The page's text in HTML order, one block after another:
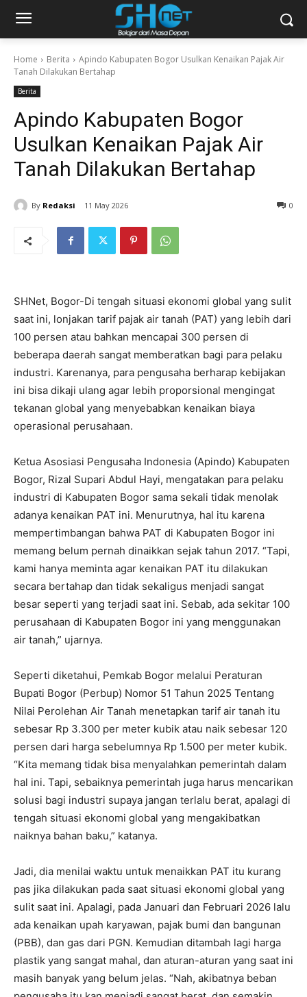
Home Berita
Apindo Kabupaten Bogor Usulkan Kenaikan Pajak Air
Tanah Dilakukan Bertahap
Berita
Apindo Kabupaten Bogor
Usulkan Kenaikan Pajak Air
Tanah Dilakukan Bertahap
By Redaksi 11 May 2026 0
SHNet, Bogor-Di tengah situasi ekonomi global yang sulit
saat ini, lonjakan tarif pajak air tanah (PAT) yang lebih dari
100 persen atau bahkan mencapai 300 persen di
beberapa daerah sangat memberatkan bagi para pelaku
industri. Karenanya, para pengusaha berharap kebijakan
ini bisa dikaji ulang agar lebih proporsional mengingat
tekanan global yang menyebabkan kenaikan biaya
operasional perusahaan.
Ketua Asosiasi Pengusaha Indonesia (Apindo) Kabupaten
Bogor, Rizal Supari Abdul Hayi, mengatakan para pelaku
industri di Kabupaten Bogor sama sekali tidak menolak
adanya kenaikan PAT ini. Menurutnya, hal itu karena
mempertimbangan bahwa PAT di Kabupaten Bogor ini
memang belum pernah dinaikkan sejak tahun 2017. “Tapi,
kami hanya meminta agar kenaikan PAT itu dilakukan
secara bertahap dan tidak sekaligus menjadi sangat
besar seperti yang terjadi saat ini. Sebab, ada sekitar 100
perusahaan di Kabupaten Bogor ini yang menggunakan
air tanah,” ujarnya.
Seperti diketahui, Pemkab Bogor melalui Peraturan
Bupati Bogor (Perbup) Nomor 51 Tahun 2025 Tentang
Nilai Perolehan Air Tanah menetapkan tarif air tanah itu
sebesar Rp 3.300 per meter kubik atau naik sebesar 120
persen dari harga sebelumnya Rp 1.500 per meter kubik.
“Kita memang tidak bisa menyalahkan pemerintah dalam
hal ini. Tapi, sebaiknya pemerintah juga harus mencarikan
solusi bagi industri supaya jangan terlalu berat, apalagi di
tengah situasi ekonomi global yang mengakibatkan
naiknya bahan baku,” katanya.
Jadi, dia menilai waktu untuk menaikkan PAT itu kurang
pas jika dilakukan pada saat situasi ekonomi global yang
sulit saat ini. Apalagi, pada Januari dan Februari 2026 lalu
ada kenaikan upah karyawan, pajak bumi dan bangunan
(PBB), dan gas dari PGN. Kemudian ditambah lagi harga
plastik yang sangat mahal, dan aturan-aturan yang saat ini
masih banyak yang belum jelas. “Nah, akibatnya beban